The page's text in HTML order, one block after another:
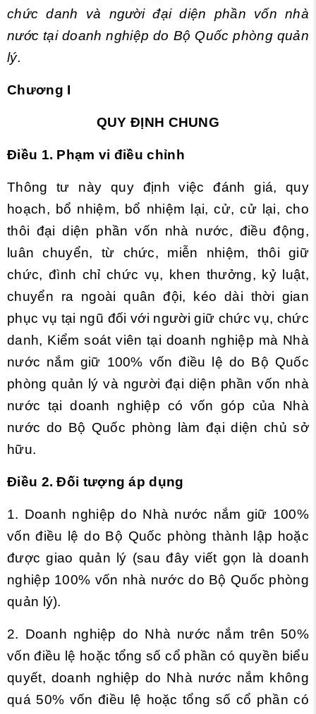
chức danh và người đại diện phần vốn nhà
nước tại doanh nghiệp do Bộ Quốc phòng quản
lý.
Chương I
QUY ĐỊNH CHUNG
Điều 1. Phạm vi điều chỉnh
Thông tư này quy định việc đánh giá, quy
hoạch, bổ nhiệm, bổ nhiệm lại, cử, cử lại, cho
thôi đại diện phần vốn nhà nước, điều động,
luân chuyển, từ chức, miễn nhiệm, thôi giữ
chức, đình chỉ chức vụ, khen thưởng, kỷ luật,
chuyển ra ngoài quân đội, kéo dài thời gian
phục vụ tại ngũ đối với người giữ chức vụ, chức
danh, Kiểm soát viên tại doanh nghiệp mà Nhà
nước nắm giữ 100% vốn điều lệ do Bộ Quốc
phòng quản lý và người đại diện phần vốn nhà
nước tại doanh nghiệp có vốn góp của Nhà
nước do Bộ Quốc phòng làm đại diện chủ sở
hữu.
Điều 2. Đối tượng áp dụng
1. Doanh nghiệp do Nhà nước nắm giữ 100%
vốn điều lệ do Bộ Quốc phòng thành lập hoặc
được giao quản lý (sau đây viết gọn là doanh
nghiệp 100% vốn nhà nước do Bộ Quốc phòng
quản lý).
2. Doanh nghiệp do Nhà nước nắm trên 50%
vốn điều lệ hoặc tổng số cổ phần có quyền biểu
quyết, doanh nghiệp do Nhà nước nắm không
quá 50% vốn điều lệ hoặc tổng số cổ phần có